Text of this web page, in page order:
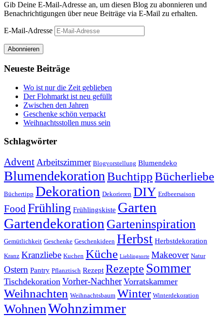
Gib Deine E-Mail-Adresse an, um diesen Blog zu abonnieren und
Benachrichtigungen über neue Beiträge via E-Mail zu erhalten.
E-Mail-Adresse
Abonnieren
Neueste Beiträge
Wo ist nur die Zeit geblieben
Der Flohmarkt ist neu gefüllt
Zwischen den Jahren
Geschenke schön verpackt
Weihnachtsstollen muss sein
Schlagwörter
Advent Arbeitszimmer Blogvorstellung Blumendeko
Blumendekoration BuchtippBücherliebe
Büchertipp Dekoration Dekorieren DIY Erdbeersaison
FoodFrühling Frühlingskiste Garten
Gartendekoration Garteninspiration
Gemütlichkeit Geschenke Geschenkideen Herbst Herbstdekoration
Kranz Kranzliebe Kuchen Küche Lieblingsorte Makeover Natur
Ostern Pantry Pflanztisch Rezept Rezepte Sommer
Tischdekoration Vorher-Nachher Vorratskammer
Weihnachten Weihnachtsbaum Winter Winterdekoration
WohnenWohnzimmer